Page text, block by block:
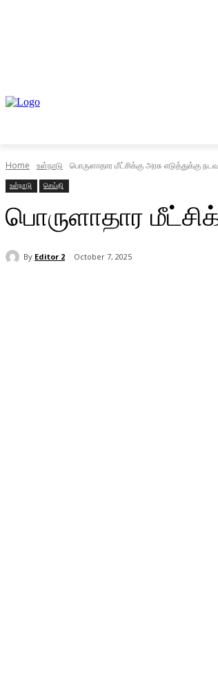
Home உள்நாடு பொருளாதார மீட்சிக்கு அரசு எடுத்துக்கு
உள்நாடு செய்தி
பொருளாதார
By Editor 2 October 7, 2025